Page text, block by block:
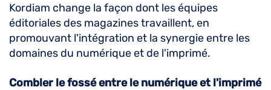
Kordiam change la façon dont les équipes
éditoriales des magazines travaillent, en
promouvant l'intégration et la synergie entre les
domaines du numérique et de l'imprimé.
Combler le fossé entre le numérique et l'imprimé